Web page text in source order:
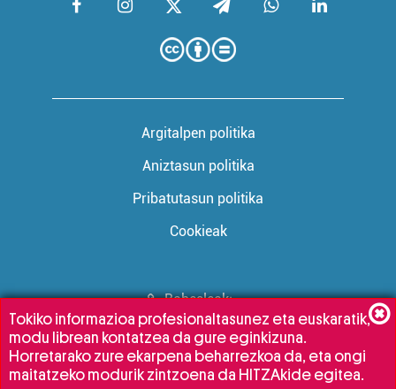
Argitalpen politika
Aniztasun politika
Pribatutasun politika
Cookieak
Babesleak:
Tokiko informazioa profesionaltasunez eta euskaratik,
modu librean kontatzea da gure eginkizuna.
Horretarako zure ekarpena beharrezkoa da, eta ongi
maitatzeko modurik zintzoena da HITZAkide egitea.